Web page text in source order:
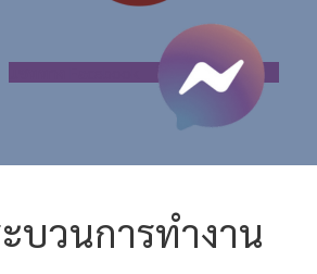
บวนการทำงาน